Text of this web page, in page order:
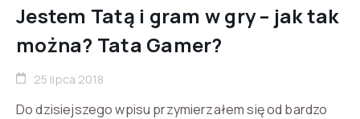
Jestem Tatą i gram w gry – jak tak
można? Tata Gamer?
25 lipca 2018
Do dzisiejszego wpisu przymierzałem się od bardzo